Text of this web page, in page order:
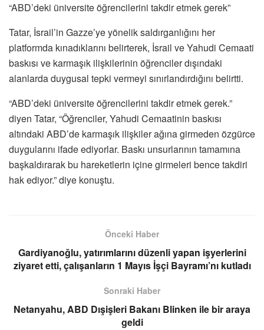
“ABD’deki üniversite öğrencilerini takdir etmek gerek”
Tatar, İsrail’in Gazze’ye yönelik saldırganlığını her
platformda kınadıklarını belirterek, İsrail ve Yahudi Cemaati
baskısı ve karmaşık ilişkilerinin öğrenciler dışındaki
alanlarda duygusal tepki vermeyi sınırlandırdığını belirtti.
“ABD’deki üniversite öğrencilerini takdir etmek gerek.”
diyen Tatar, “Öğrenciler, Yahudi Cemaatinin baskısı
altındaki ABD’de karmaşık ilişkiler ağına girmeden özgürce
duygularını ifade ediyorlar. Baskı unsurlarının tamamına
başkaldırarak bu hareketlerin içine girmeleri bence takdiri
hak ediyor.” diye konuştu.
Önceki Haber
Gardiyanoğlu, yatırımlarını düzenli yapan işyerlerini
ziyaret etti, çalışanların 1 Mayıs İşçi Bayramı’nı kutladı
Sonraki Haber
Netanyahu, ABD Dışişleri Bakanı Blinken ile bir araya
geldi